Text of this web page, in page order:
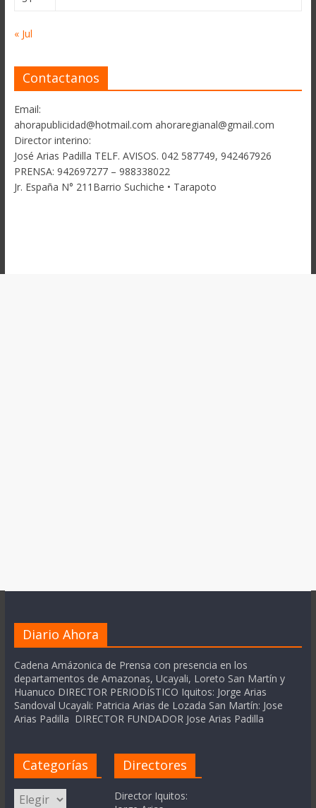
« Jul
Contactanos
Email:
ahorapublicidad@hotmail.com ahoraregianal@gmail.com
Director interino:
José Arias Padilla TELF. AVISOS. 042 587749, 942467926
PRENSA: 942697277 – 988338022
Jr. España N° 211Barrio Suchiche • Tarapoto
Diario Ahora
Cadena Amázonica de Prensa con presencia en los
departamentos de Amazonas, Ucayali, Loreto San Martín y
Huanuco DIRECTOR PERIODÍSTICO Iquitos: Jorge Arias
Sandoval Ucayali: Patricia Arias de Lozada San Martín: Jose
Arias Padilla DIRECTOR FUNDADOR Jose Arias Padilla
Categorías
Categorías
Directores
Director Iquitos: